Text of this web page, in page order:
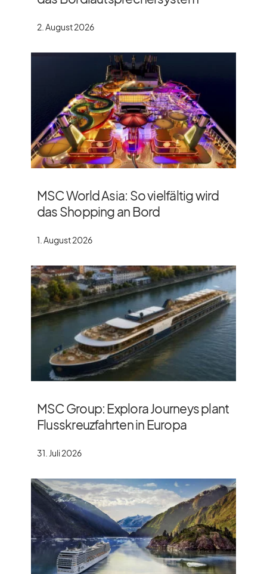
2. August 2026
MSC World Asia: So vielfältig wird
das Shopping an Bord
1. August 2026
MSC Group: Explora Journeys plant
Flusskreuzfahrten in Europa
31. Juli 2026